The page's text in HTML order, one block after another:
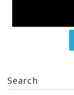
Search